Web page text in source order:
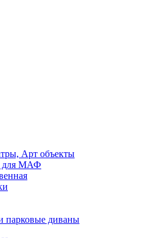
Арт объекты
для МАФ
парковые диваны